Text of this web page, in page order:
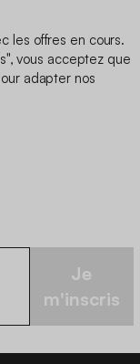
les offres en cours.
vous acceptez que
adapter nos
Je
m'inscris